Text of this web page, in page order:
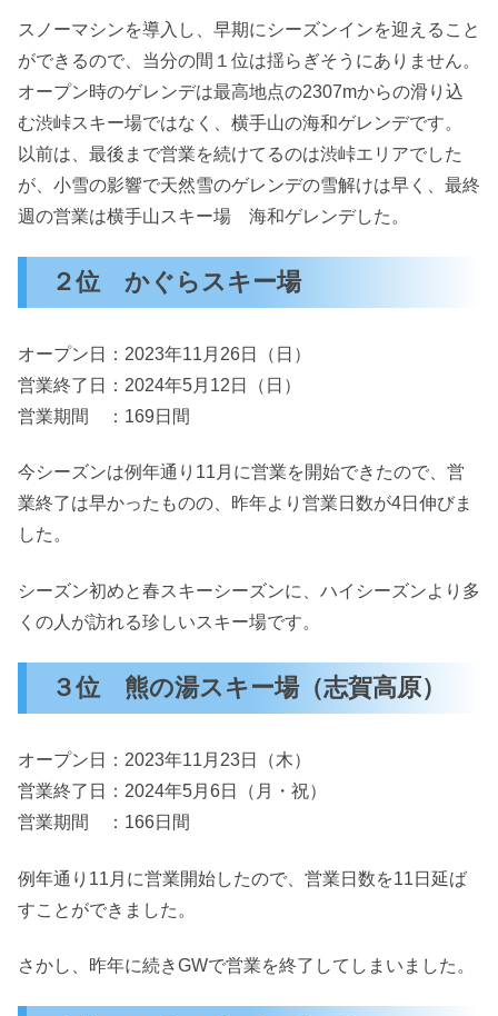
スノーマシンを導入し、早期にシーズンインを迎えること
ができるので、当分の間１位は揺らぎそうにありません。
オープン時のゲレンデは最高地点の2307mからの滑り込
む渋峠スキー場ではなく、横手山の海和ゲレンデです。
以前は、最後まで営業を続けてるのは渋峠エリアでした
が、小雪の影響で天然雪のゲレンデの雪解けは早く、最終
週の営業は横手山スキー場 海和ゲレンデした。
２位 かぐらスキー場
オープン日：2023年11月26日（日）
営業終了日：2024年5月12日（日）
営業期間 ：169日間
今シーズンは例年通り11月に営業を開始できたので、営
業終了は早かったものの、昨年より営業日数が4日伸びま
した。
シーズン初めと春スキーシーズンに、ハイシーズンより多
くの人が訪れる珍しいスキー場です。
３位 熊の湯スキー場（志賀高原）
オープン日：2023年11月23日（木）
営業終了日：2024年5月6日（月・祝）
営業期間 ：166日間
例年通り11月に営業開始したので、営業日数を11日延ば
すことができました。
さかし、昨年に続きGWで営業を終了してしまいました。